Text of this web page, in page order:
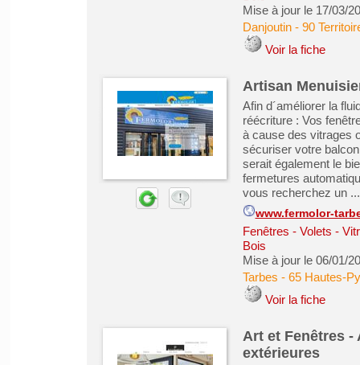
Mise à jour le 17/03/
Danjoutin- 90
Voir la fiche
Artisan
Afin d´améliorer la
réécriture : Vos
à cause des vitrages
sécuriser votre
serait également le
fermetures
vous recherchez un ...
www.fermolor-
Fenêtres - Volets -
Bois
Mise à jour le 06/01/
Tarbes - 65 Hautes-
Voir la fiche
Art et Fenêtres -
extérieures